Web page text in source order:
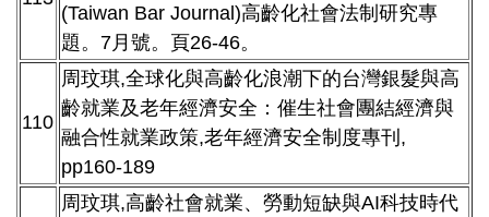
(Taiwan Bar Journal)高齡化社會法制研究專
題。7月號。頁26-46。
110
周玟琪,全球化與高齡化浪潮下的台灣銀髮與高
齡就業及老年經濟安全：催生社會團結經濟與
融合性就業政策,老年經濟安全制度專刊,
pp160-189
周玟琪,高齡社會就業、勞動短缺與AI科技時代